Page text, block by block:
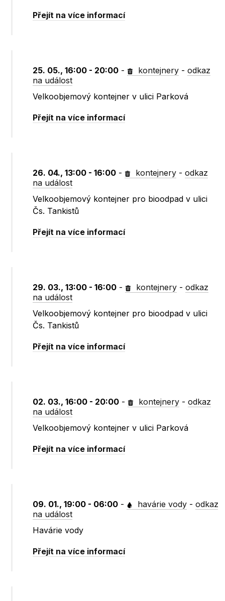
Přejít na více informací
25. 05., 16:00 - 20:00 - kontejnery -odkaz
na událost
Velkoobjemový kontejner v ulici Parková
Přejít na více informací
26. 04., 13:00 - 16:00 - kontejnery -odkaz
na událost
Velkoobjemový kontejner pro bioodpad v ulici
Čs. Tankistů
Přejít na více informací
29. 03., 13:00 - 16:00 - kontejnery -odkaz
na událost
Velkoobjemový kontejner pro bioodpad v ulici
Čs. Tankistů
Přejít na více informací
02. 03., 16:00 - 20:00 - kontejnery -odkaz
na událost
Velkoobjemový kontejner v ulici Parková
Přejít na více informací
09. 01., 19:00 - 06:00 - havárie vody -odkaz
na událost
Havárie vody
Přejít na více informací